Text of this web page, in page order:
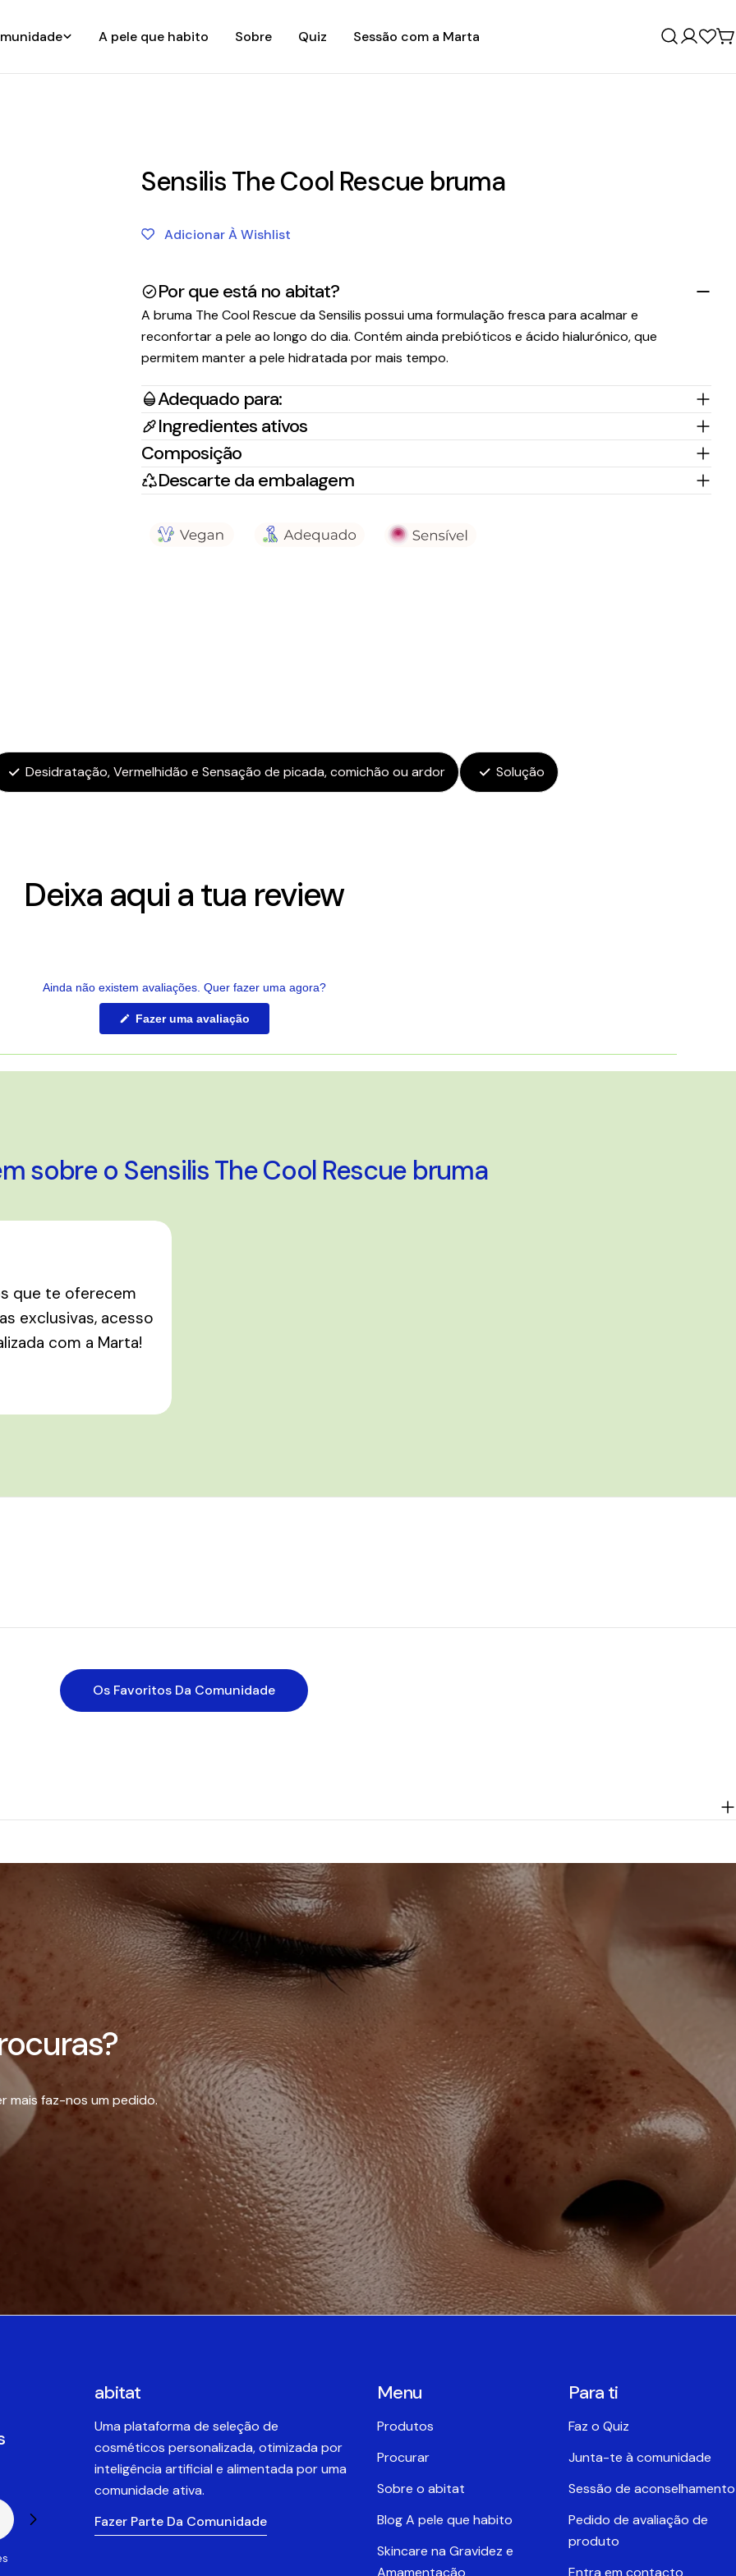
A pele que habito Sobre Quiz Sessão com a Marta
Entrar
Sensilis The Cool Rescue bruma
Adicionar À Wishlist
Por que está no abitat?
A bruma The Cool Rescue da Sensilis possui uma formulação fresca para acalmar e
reconfortar a pele ao longo do dia. Contém ainda prebióticos e ácido hialurónico, que
permitem manter a pele hidratada por mais tempo.
Adequado para:
Ingredientes ativos
Composição
Descarte da embalagem
Desidratação, Vermelhidão e Sensação de picada, comichão ou ardor Solução
Deixa aqui a tua review
Ainda não existem avaliações. Quer fazer uma agora?
Fazer uma avaliação(Abre
numa
janela)
sobre o Sensilis The Cool Rescue bruma
que te oferecem
exclusivas, acesso
com a Marta!
Os Favoritos Da Comunidade
mais faz-nos um pedido.
abitat
Uma plataforma de seleção de
cosméticos personalizada, otimizada por
inteligência artificial e alimentada por uma
comunidade ativa.
Fazer Parte Da Comunidade
Menu
Produtos
Procurar
Sobre o abitat
Blog A pele que habito
Skincare na Gravidez e
Para ti
Faz o Quiz
Junta-te à comunidade
Sessão de aconselhamento
Pedido de avaliação de
produto